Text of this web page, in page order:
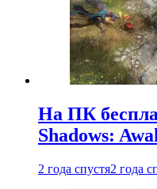
На ПК
Shadows:
2 года спустя2 года